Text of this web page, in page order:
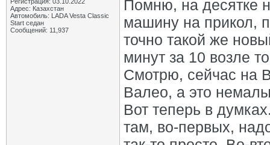
Адрес: Казахстан
Автомобиль: LADA Vesta Classic
Start седан
Сообщений: 11,937
Помню, на десятке
машину на прикол,
точно такой же
минут за 10 возле
Смотрю, сейчас на
Валео, а это
Вот теперь в
там, во-первых,